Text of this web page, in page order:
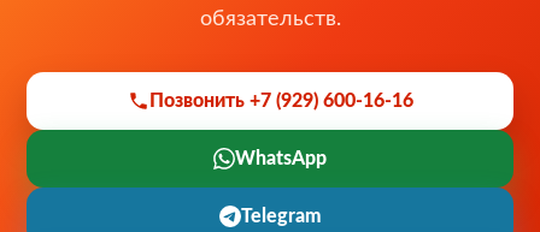
обязательств.
Позвонить +7 (929) 600-16-16
WhatsApp
Telegram